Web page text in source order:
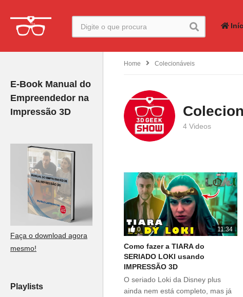
E-Book Manual do
Empreendedor na
Impressão 3D
Faça o download agora
mesmo!
Playlists
Home Colecionáveis
4 Videos
0 11:34
Como fazer a TIARA do
SERIADO LOKI usando
IMPRESSÃO 3D
O seriado Loki da Disney plus
ainda nem está completo, mas já